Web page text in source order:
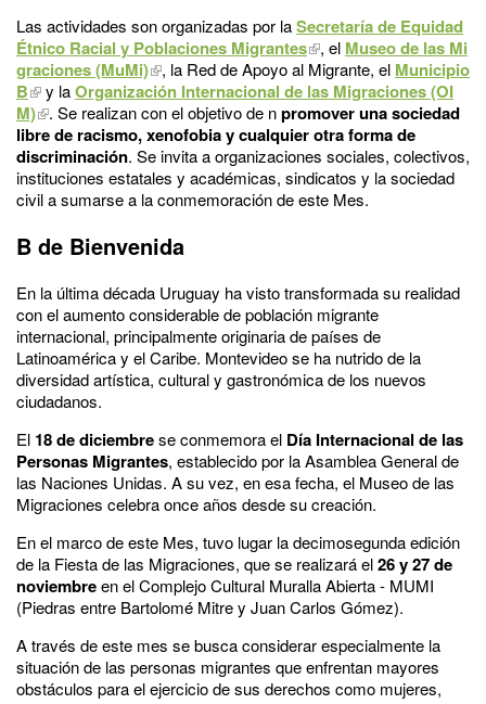
Las actividades son organizadas por laSecretaría de Equidad
Étnico Racial y Poblaciones Migrantes
, el Museo de las Mi
graciones (MuMi)
, la Red de Apoyo al Migrante, el Municipio
B
y laOrganización Internacional de las Migraciones (OI
M)
. Se realizan con el objetivo de npromover una sociedad
libre de racismo, xenofobia y cualquier otra forma de
discriminación. Se invita a organizaciones sociales, colectivos,
instituciones estatales y académicas, sindicatos y la sociedad
civil a sumarse a la conmemoración de este Mes.
B de Bienvenida
En la última década Uruguay ha visto transformada su realidad
con el aumento considerable de población migrante
internacional, principalmente originaria de países de
Latinoamérica y el Caribe. Montevideo se ha nutrido de la
diversidad artística, cultural y gastronómica de los nuevos
ciudadanos.
El 18 de diciembrese conmemora el Día Internacional de las
Personas Migrantes, establecido por la Asamblea General de
las Naciones Unidas. A su vez, en esa fecha, el Museo de las
Migraciones celebra once años desde su creación.
En el marco de este Mes, tuvo lugar la decimosegunda edición
de la Fiesta de las Migraciones, que se realizará el26 y 27 de
noviembreen el Complejo Cultural Muralla Abierta - MUMI
(Piedras entre Bartolomé Mitre y Juan Carlos Gómez).
A través de este mes se busca considerar especialmente la
situación de las personas migrantes que enfrentan mayores
obstáculos para el ejercicio de sus derechos como mujeres,